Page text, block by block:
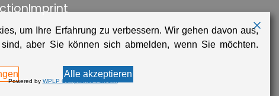
Imprint
um Ihre Erfahrung zu verbessern. Wir gehen davon aus,
aber Sie können sich abmelden, wenn Sie möchten.
Alle akzeptieren
Powered by WPLP Compliance Platform